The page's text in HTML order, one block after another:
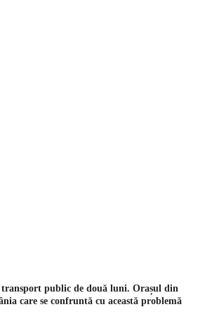
public de două luni. Orașul din
care se confruntă cu această problemă